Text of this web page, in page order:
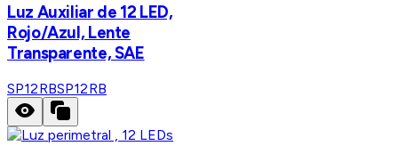
Luz Auxiliar de 12 LED,
Rojo/Azul, Lente
Transparente, SAE
SP12RBSP12RB